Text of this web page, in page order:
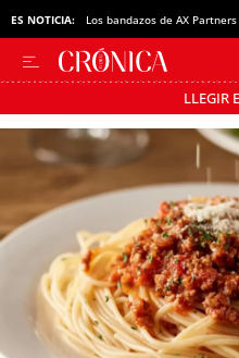
ES NOTICIA: Los bandazos de AX Partners
LLEGIR
Pásate al